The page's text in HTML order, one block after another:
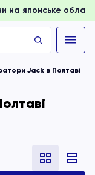
ціни на японське
Jack в Полтаві